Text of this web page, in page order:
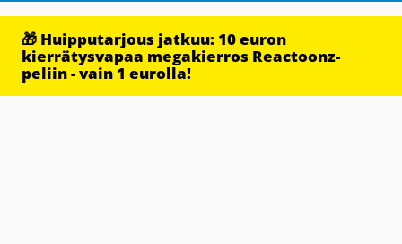
🎁 Huipputarjous jatkuu: 10 euron
kierrätysvapaa megakierros Reactoonz-
peliin - vain 1 eurolla!